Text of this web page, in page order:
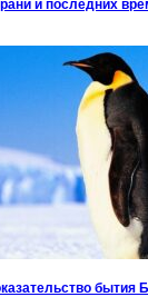
и последних